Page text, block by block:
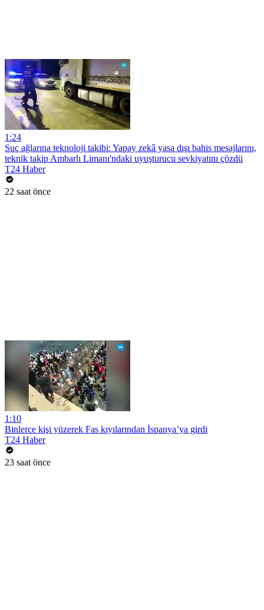
1:24
Suç ağlarına teknoloji takibi: Yapay zekâ yasa dışı bahis mesajlarını,
teknik takip Ambarlı Limanı'ndaki uyuşturucu sevkiyatını çözdü
T24 Haber
22 saat önce
1:10
Binlerce kişi yüzerek Fas kıyılarından İspanya’ya girdi
T24 Haber
23 saat önce